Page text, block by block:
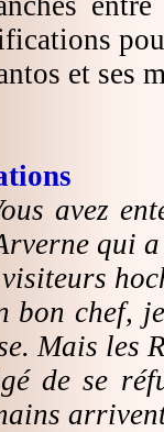
et ses
avez
qui
bon chef,
Mais les
de se